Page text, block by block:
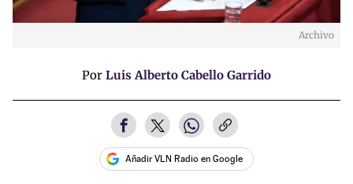
Archivo
Por Luis Alberto Cabello Garrido
Añadir VLN Radio en Google